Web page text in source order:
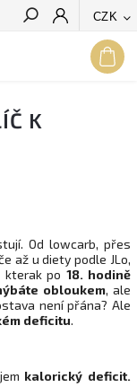
CZK
Hledat
K
Od lowcarb, přes
až u diety podle JLo,
kterak po 18. hodině
obloukem, ale
není přána? Ale
deficitu.
kalorický deficit.